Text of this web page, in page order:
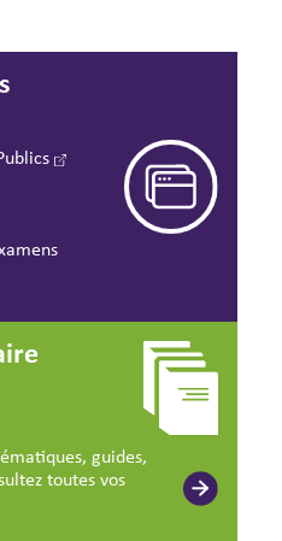
guides,
toutes vos